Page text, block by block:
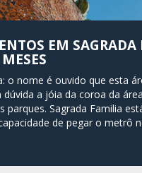
EM
o nome é ouvido que esta
dúvida a jóia da coroa da
parques. Sagrada Familia
de pegar o metrô
perfeita para o